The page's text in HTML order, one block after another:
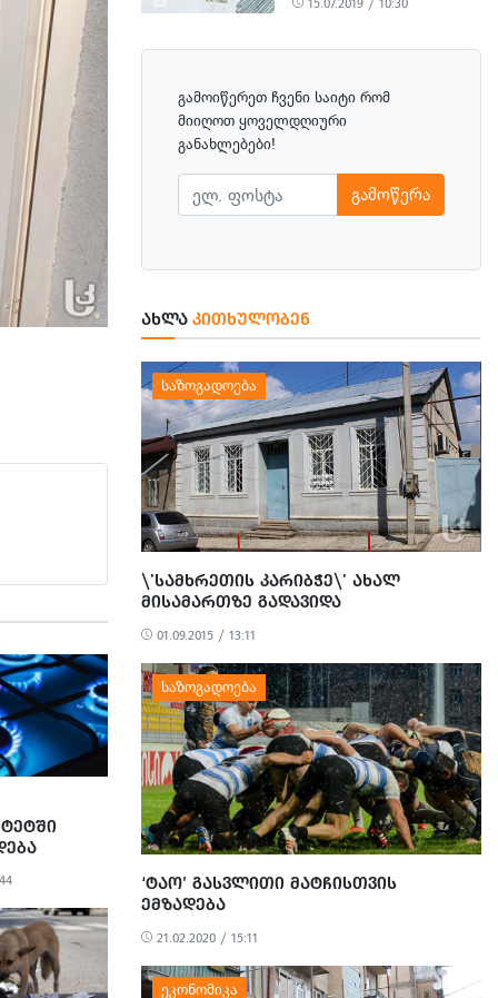
გამოიწერეთ ჩვენი საიტი რომ
მიიღოთ ყოველდღიური
განახლებები!
გამოწერა
ᲐᲮᲚᲐᲙᲘᲗᲮᲣᲚᲝᲑᲔᲜ
\'ᲡᲐᲛᲮᲠᲔᲗᲘᲡ ᲙᲐᲠᲘᲑᲭᲔ\' ᲐᲮᲐᲚ
ᲛᲘᲡᲐᲛᲐᲠᲗᲖᲔ ᲒᲐᲓᲐᲕᲘᲓᲐ
01.09.2015 / 13:11
‘ᲢᲐᲝ’ ᲒᲐᲡᲕᲚᲘᲗᲘ ᲛᲐᲢᲩᲘᲡᲗᲕᲘᲡ
ᲔᲛᲖᲐᲓᲔᲑᲐ
21.02.2020 / 15:11